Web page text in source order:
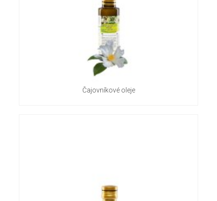
Čajovníkové oleje